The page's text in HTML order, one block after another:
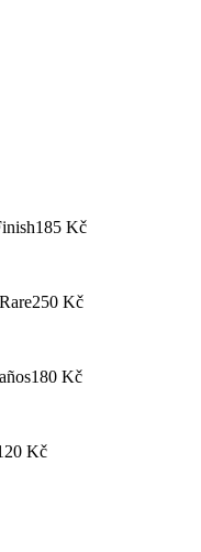
185 Kč
250 Kč
180 Kč
Kč